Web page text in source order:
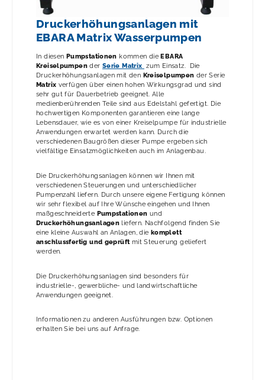
Druckerhöhungsanlagen mit
EBARA Matrix Wasserpumpen
In diesen Pumpstationen kommen dieEBARA
Kreiselpumpender Serie Matrix zum Einsatz. Die
Druckerhöhungsanlagen mit den Kreiselpumpen der Serie
Matrix verfügen über einen hohen Wirkungsgrad und sind
sehr gut für Dauerbetrieb geeignet. Alle
medienberührenden Teile sind aus Edelstahl gefertigt. Die
hochwertigen Komponenten garantieren eine lange
Lebensdauer, wie es von einer Kreiselpumpe für industrielle
Anwendungen erwartet werden kann. Durch die
verschiedenen Baugrößen dieser Pumpe ergeben sich
vielfältige Einsatzmöglichkeiten auch im Anlagenbau.
Die Druckerhöhungsanlagen können wir Ihnen mit
verschiedenen Steuerungen und unterschiedlicher
Pumpenzahl liefern. Durch unsere eigene Fertigung können
wir sehr flexibel auf Ihre Wünsche eingehen und Ihnen
maßgeschneiderte Pumpstationen und
Druckerhöhungsanlagen liefern. Nachfolgend finden Sie
eine kleine Auswahl an Anlagen, die komplett
anschlussfertig und geprüftmit Steuerung geliefert
werden.
Die Druckerhöhungsanlagen sind besonders für
industrielle-, gewerbliche- und landwirtschaftliche
Anwendungen geeignet.
Informationen zu anderen Ausführungen bzw. Optionen
erhalten Sie bei uns auf Anfrage.